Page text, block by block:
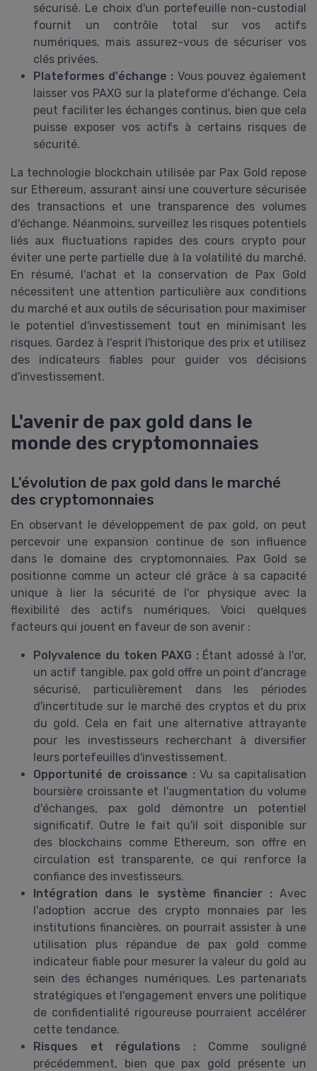
sécurisé. Le choix d'un portefeuille non-custodial
fournit un contrôle total sur vos actifs
numériques, mais assurez-vous de sécuriser vos
clés privées.
Plateformes d'échange : Vous pouvez également
laisser vos PAXG sur la plateforme d'échange. Cela
peut faciliter les échanges continus, bien que cela
puisse exposer vos actifs à certains risques de
sécurité.
La technologie blockchain utilisée par Pax Gold repose
sur Ethereum, assurant ainsi une couverture sécurisée
des transactions et une transparence des volumes
d'échange. Néanmoins, surveillez les risques potentiels
liés aux fluctuations rapides des cours crypto pour
éviter une perte partielle due à la volatilité du marché.
En résumé, l'achat et la conservation de Pax Gold
nécessitent une attention particulière aux conditions
du marché et aux outils de sécurisation pour maximiser
le potentiel d'investissement tout en minimisant les
risques. Gardez à l'esprit l'historique des prix et utilisez
des indicateurs fiables pour guider vos décisions
d'investissement.
L'avenir de pax gold dans le
monde des cryptomonnaies
L'évolution de pax gold dans le marché
des cryptomonnaies
En observant le développement de pax gold, on peut
percevoir une expansion continue de son influence
dans le domaine des cryptomonnaies. Pax Gold se
positionne comme un acteur clé grâce à sa capacité
unique à lier la sécurité de l'or physique avec la
flexibilité des actifs numériques. Voici quelques
facteurs qui jouent en faveur de son avenir :
Polyvalence du token PAXG : Étant adossé à l'or,
un actif tangible, pax gold offre un point d'ancrage
sécurisé, particulièrement dans les périodes
d'incertitude sur le marché des cryptos et du prix
du gold. Cela en fait une alternative attrayante
pour les investisseurs recherchant à diversifier
leurs portefeuilles d'investissement.
Opportunité de croissance : Vu sa capitalisation
boursière croissante et l'augmentation du volume
d'échanges, pax gold démontre un potentiel
significatif. Outre le fait qu'il soit disponible sur
des blockchains comme Ethereum, son offre en
circulation est transparente, ce qui renforce la
confiance des investisseurs.
Intégration dans le système financier : Avec
l'adoption accrue des crypto monnaies par les
institutions financières, on pourrait assister à une
utilisation plus répandue de pax gold comme
indicateur fiable pour mesurer la valeur du gold au
sein des échanges numériques. Les partenariats
stratégiques et l'engagement envers une politique
de confidentialité rigoureuse pourraient accélérer
cette tendance.
Risques et régulations : Comme souligné
précédemment, bien que pax gold présente un